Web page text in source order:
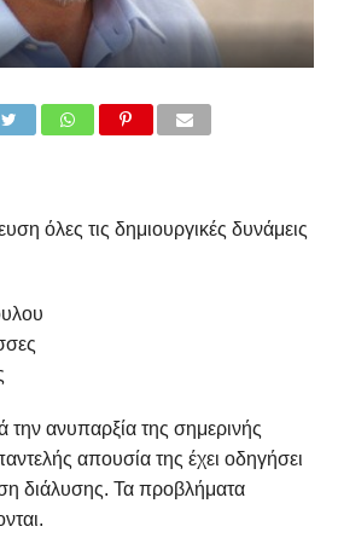
όλες τις δημιουργικές δυνάμεις
την ανυπαρξία της σημερινής
απουσία της έχει οδηγήσει
διάλυσης. Τα προβλήματα